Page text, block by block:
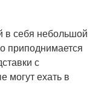
в себя небольшой
приподнимается
с
могут ехать в